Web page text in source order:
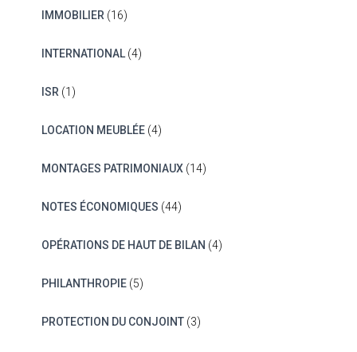
IMMOBILIER (16)
INTERNATIONAL(4)
ISR (1)
LOCATION MEUBLÉE(4)
MONTAGES PATRIMONIAUX(14)
NOTES ÉCONOMIQUES (44)
OPÉRATIONS DE HAUT DE BILAN (4)
PHILANTHROPIE(5)
PROTECTION DU CONJOINT(3)